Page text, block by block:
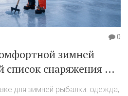
0
зимней
снаряжения и
для зимней рыбалки: одежда,